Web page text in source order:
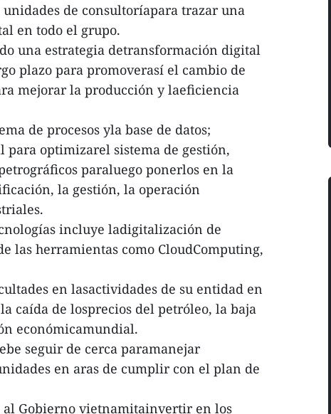
de consultoríapara trazar una
en todo el grupo.
una estrategia detransformación digital
plazo para promoverasí el cambio de
mejorar la producción y laeficiencia
de procesos yla base de datos;
optimizarel sistema de gestión,
paraluego ponerlos en la
la gestión, la operación
incluye ladigitalización de
las herramientas como CloudComputing,
en lasactividades de su entidad en
caída de losprecios del petróleo, la baja
económicamundial.
seguir de cerca paramanejar
en aras de cumplir con el plan de
al Gobierno vietnamitainvertir en los